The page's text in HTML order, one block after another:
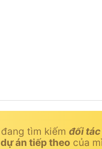
đang tìm kiếm đối
dự án tiếp theo của